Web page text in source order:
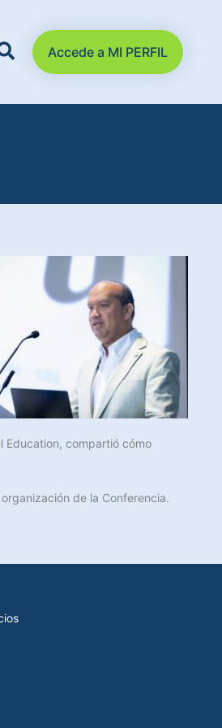
Accede a MI PERFIL
Education, compartió cómo
de la Conferencia.